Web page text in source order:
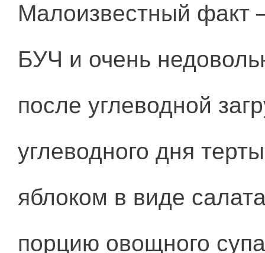
Малоизвестный факт
БУЧ и очень
после углеводной
углеводного дня
яблоком в виде
порцию овощного